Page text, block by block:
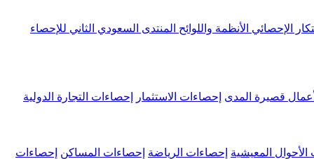
الإحصائي الأنظمة واللوائح المنتدى السعودي الثاني للإحصاء
قصيرة المدى إحصاءات الاستثمار إحصاءات التجارة الدولية
الأحوال المعيشية إحصاءات الرياضة إحصاءات المساكن إحصاءات